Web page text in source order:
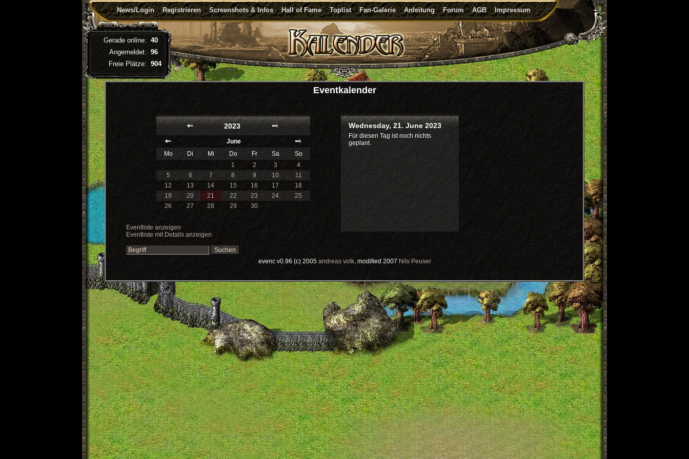
News/Login Registrieren Screenshots & Infos Hall of Fame Toplist Fan-Galerie Anleitung Forum AGB Impressum
Eventkalender
2023
June
Mo
Di Mi Do Fr Sa
So
1
2 3
4
5
6 7 8 9 10
11
12
13 14 15 16 17
18
19
20 21 22 23 24
25
26
27 28 29 30
Eventliste anzeigen
Eventliste mit Details anzeigen
Wednesday, 21. June 2023
Für diesen Tag ist noch nichts
geplant.
evenc v0.96 (c) 2005 andreas volk, modified 2007 Nils Peuser
Gerade online: 40
Angemeldet: 96
Freie Plätze: 904